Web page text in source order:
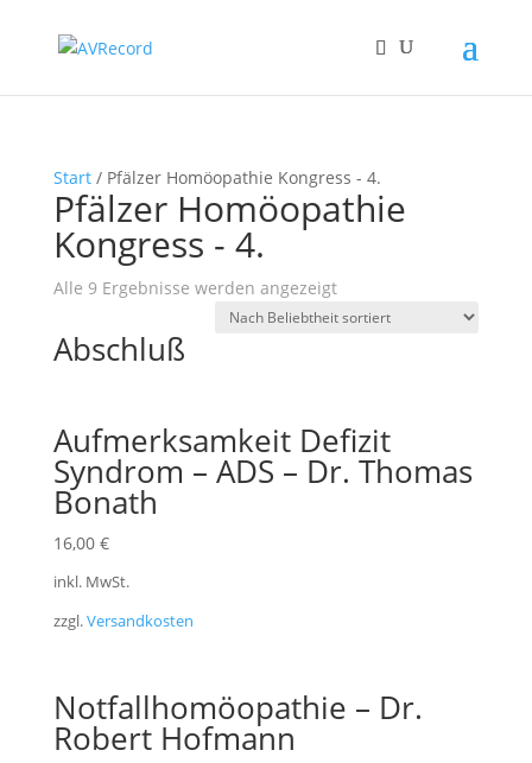
Start/ Pfälzer Homöopathie Kongress - 4.
Pfälzer Homöopathie
Kongress - 4.
Alle 9 Ergebnisse werden angezeigtNach
Beliebtheit
Abschluß
Aufmerksamkeit Defizit
Syndrom – ADS – Dr. Thomas
Bonath
16,00 €
inkl. MwSt.
zzgl.Versandkosten
Notfallhomöopathie – Dr.
Robert Hofmann